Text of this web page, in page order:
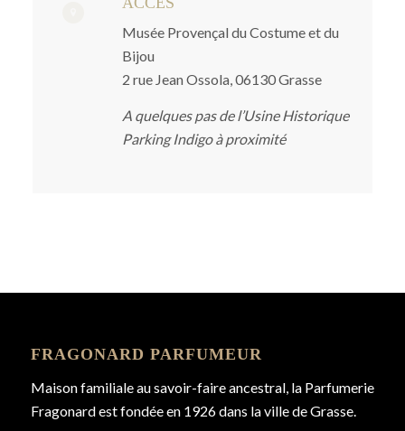
Musée Provençal du Costume et du
Bijou
2 rue Jean Ossola, 06130 Grasse
A quelques pas de l’Usine Historique
Parking Indigo à proximité
FRAGONARD PARFUMEUR
Maison familiale au savoir-faire ancestral, la Parfumerie
Fragonard est fondée en 1926 dans la ville de Grasse.